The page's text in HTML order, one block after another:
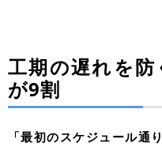
工期の遅れを
が9割
「最初のスケジュール通